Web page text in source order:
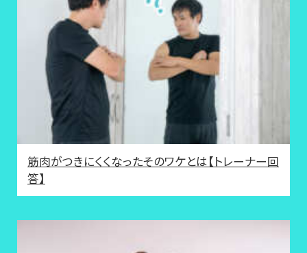
筋肉がつきにくくなったそのワケとは【トレーナー回
答】